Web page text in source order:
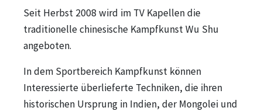
Seit Herbst 2008 wird im TV Kapellen die
traditionelle chinesische Kampfkunst Wu Shu
angeboten.
In dem Sportbereich Kampfkunst können
Interessierte überlieferte Techniken, die ihren
historischen Ursprung in Indien, der Mongolei und